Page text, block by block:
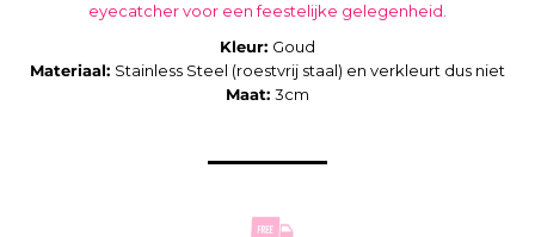
eyecatcher voor een feestelijke gelegenheid.
Kleur: Goud
Materiaal: Stainless Steel (roestvrij staal) en verkleurt dus niet
Maat: 3cm